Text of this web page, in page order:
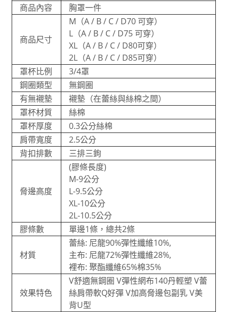
商品內容
胸罩一件
商品尺寸
M（A / B / C / D70 可穿）
L（A / B / C / D75 可穿）
XL（A / B / C / D80可穿）
2L（A / B / C / D85可穿）
罩杯比例
3/4罩
鋼圈類型
無鋼圈
有無襯墊
襯墊（在蕾絲與絲棉之間）
罩杯材質
絲棉
罩杯厚度
0.3公分絲棉
肩帶寬度
2.5公分
背扣排數
三排三鉤
脅邊高度
(膠條長度)
M-9公分
L-9.5公分
XL-10公分
2L-10.5公分
膠條數
單邊1條，總共2條
材質
蕾絲: 尼龍90%彈性纖維10%,
主布: 尼龍72%彈性纖維28%,
裡布: 聚酯纖維65%棉35%
效果特色
V舒適無鋼圈 V彈性網布140丹輕塑 V蕾
絲肩帶軟Q好彈 V加高脅邊包副乳 V美
背U型